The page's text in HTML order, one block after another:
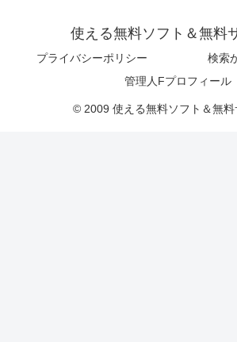
使える無料ソフト＆無料
プライバシーポリシー
検索
管理人Fプロフィール
© 2009 使える無料ソフト＆無料